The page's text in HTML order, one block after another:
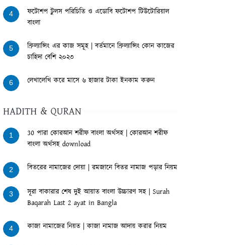
4
ফটোশপ টুলস পরিচিতি ও এডোবি ফটোশপ টিউটোরিয়াল
বাংলা
5
ফ্রিল্যান্সিং এর কাজ সমূহ | বর্তমানে ফ্রিল্যান্সিং কোন কাজের
চাহিদা বেশি ২০২৩
6 লেখালেখি করে মাসে ৬ হাজার টাকা ইনকাম করুন
HADITH & QURAN
1
30 পারা কোরআন শরীফ বাংলা অর্থসহ | কোরআন শরীফ
বাংলা অর্থসহ download
2 বিতরের নামাজের দোয়া | রমজানে বিতর নামাজ পড়ার নিয়ম
3
সূরা বাকারার শেষ দুই আয়াত বাংলা উচ্চারণ সহ | Surah
Baqarah Last 2 ayat in Bangla
4 কাজা নামাজের নিয়ত | কাজা নামাজ আদায় করার নিয়ম